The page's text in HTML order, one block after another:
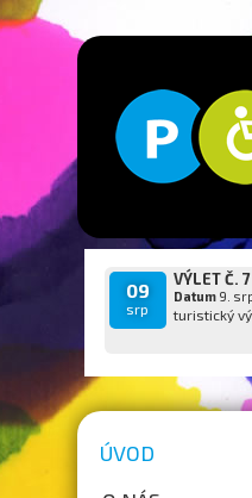
09
srp
VÝLET Č.
Datum9.
turistický
ÚVOD